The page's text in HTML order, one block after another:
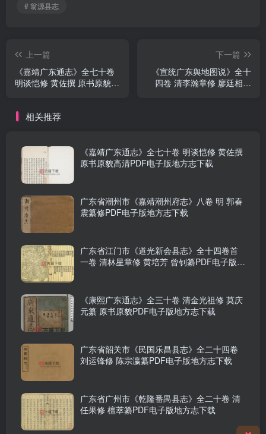
# 翁源县志
上一篇
《嘉靖广东通志》全七十卷
明谈恺修 黄佐撰 原书原貌高
下一篇
《宣统广东舆地图说》全十
四卷 清李瀚章修 廖廷相纂
相关推荐
《嘉靖广东通志》全七十卷 明谈恺修 黄佐撰
原书原貌高清PDF电子版地方志下载
广东省潮州市《嘉靖潮州府志》八卷 明 郭春
震纂修PDF电子版地方志下载
广东省江门市《道光新会县志》全十四卷首
一卷 清林星章修 黄培芳 曾钊纂PDF电子版地
《康熙广东通志》全三十卷 清金光祖修 莫庆
元纂 原书原貌PDF电子版地方志下载
广东省韶关市《民国乐昌县志》全二十四卷
刘运锋修 陈宗瀛纂PDF电子版地方志下载
广东省广州市《乾隆番禺县志》全二十卷 清
任果修 檀萃纂PDF电子版地方志下载